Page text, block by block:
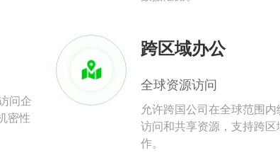
问企
密性
跨区域办公
全球资源访问
允许跨国公司在全球范围内
访问和共享资源，支持跨区
作。